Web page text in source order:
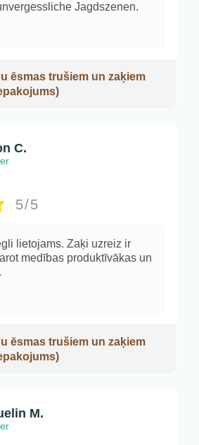
Jagdszenen.
ēsmas trušiem un zaķiem
C.
5/5
lietojams. Zaķi uzreiz ir
medības produktīvākas un
ēsmas trušiem un zaķiem
M.